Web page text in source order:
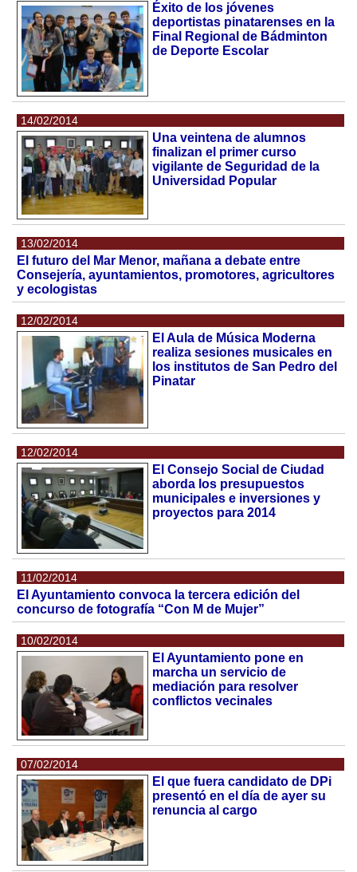
Éxito de los jóvenes
deportistas pinatarenses en la
Final Regional de Bádminton
de Deporte Escolar
14/02/2014
Una veintena de alumnos
finalizan el primer curso
vigilante de Seguridad de la
Universidad Popular
13/02/2014
El futuro del Mar Menor, mañana a debate entre
Consejería, ayuntamientos, promotores, agricultores
y ecologistas
12/02/2014
El Aula de Música Moderna
realiza sesiones musicales en
los institutos de San Pedro del
Pinatar
12/02/2014
El Consejo Social de Ciudad
aborda los presupuestos
municipales e inversiones y
proyectos para 2014
11/02/2014
El Ayuntamiento convoca la tercera edición del
concurso de fotografía “Con M de Mujer”
10/02/2014
El Ayuntamiento pone en
marcha un servicio de
mediación para resolver
conflictos vecinales
07/02/2014
El que fuera candidato de DPi
presentó en el día de ayer su
renuncia al cargo